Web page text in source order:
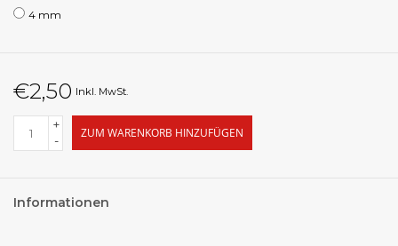
4 mm
€2,50 Inkl. MwSt.
+
-
ZUM WARENKORB HINZUFÜGEN
Informationen